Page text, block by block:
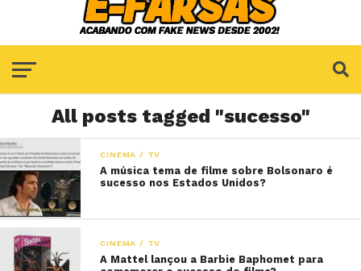
All posts tagged "sucesso"
CINEMA / TV
A música tema de filme sobre Bolsonaro é
sucesso nos Estados Unidos?
CINEMA / TV
A Mattel lançou a Barbie Baphomet para